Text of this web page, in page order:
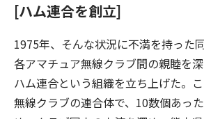
[ハム連合を創立]
1975年、そんな状況に不満を持った
各アマチュア無線クラブ間の親睦を
ハム連合という組織を立ち上げた。
無線クラブの連合体で、10数個あっ